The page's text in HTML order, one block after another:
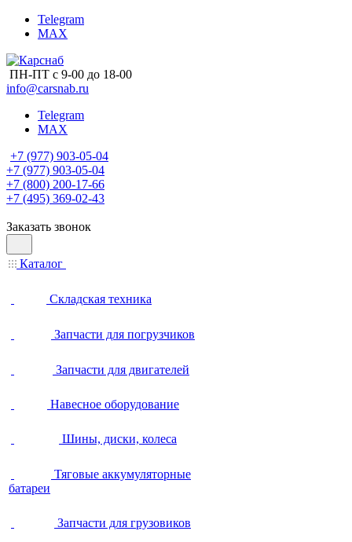
Telegram
MAX
ПН-ПТ с 9-00 до 18-00
info@carsnab.ru
Telegram
MAX
+7 (977) 903-05-04
+7 (977) 903-05-04
+7 (800) 200-17-66
+7 (495) 369-02-43
Заказать звонок
Каталог
Складская техника
Запчасти для погрузчиков
Запчасти для двигателей
Навесное оборудование
Шины, диски, колеса
Тяговые аккумуляторные
батареи
Запчасти для грузовиков